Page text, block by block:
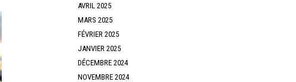
AVRIL 2025
MARS 2025
FÉVRIER 2025
JANVIER 2025
DÉCEMBRE 2024
NOVEMBRE 2024